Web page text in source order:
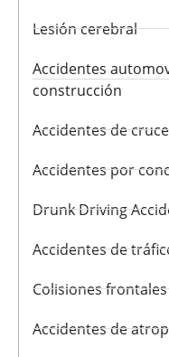
Lesión cerebral
Accidentes
construcción
Accidentes de
Accidentes por
Drunk Driving
Accidentes de
Colisiones frontales
Accidentes de